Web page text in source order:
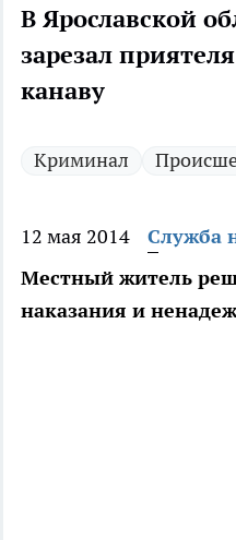
В Ярославской
зарезал
канаву
Криминал
12 мая 2014
Служба
Местный житель
наказания и